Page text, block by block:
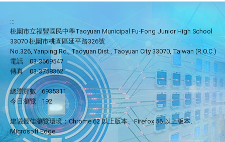
:::
桃園市立福豐國民中學Taoyuan Municipal Fu-Fong Junior High School
33070 桃園市桃園區延平路326號
No.326, Yanping Rd., Taoyuan Dist., Taoyuan City 33070, Taiwan (R.O.C.)
電話
03-3669547
傳真
03-3758362
總瀏覽數
6935311
今日瀏覽
192
建議最佳瀏覽環境：Chrome 62 以上版本、Firefox 56 以上版本、
Microsoft Edge